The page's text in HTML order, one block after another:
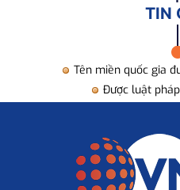
TIN
Tên miền quốc gia
Được luật